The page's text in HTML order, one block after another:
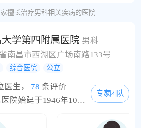
擅长治疗男科相关疾病的医院
大学第四附属医院 男科
南昌市西湖区广场南路133号
综合医院 公立
医生， 78 条评价
南昌大学第四附属医院始建于1946年10月，是一所集医疗、教学、科研、预防保健和社区卫生服务为一体的三级甲等综合医院、江西省群众满意医院、国家民政部残疾孤儿手术康复明天计划全国定点医院、江西省残联贫困肢体残疾儿童矫治手术定点医院、江西省新型农村合作医疗定点医院、南昌铁路局职工医疗保险定点医院、南昌市城镇职工基本医疗保险定点医院、城镇居民基本医疗保险定点医院、南昌市离休干部定点医院。医院座落在英雄城南昌市中...
专家团队